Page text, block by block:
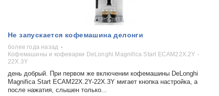
Не запускается кофемашина делонги
более года назад
Кофемашины и кофеварки DeLonghi Magnifica Start ECAM22X.2Y -
22X.3Y
день добрый. При первом же включении кофемашины DeLonghi
Magnifica Start ECAM22X.2Y-22X.3Y мигает кнопка настройка, а
после нажатия, слышен только...